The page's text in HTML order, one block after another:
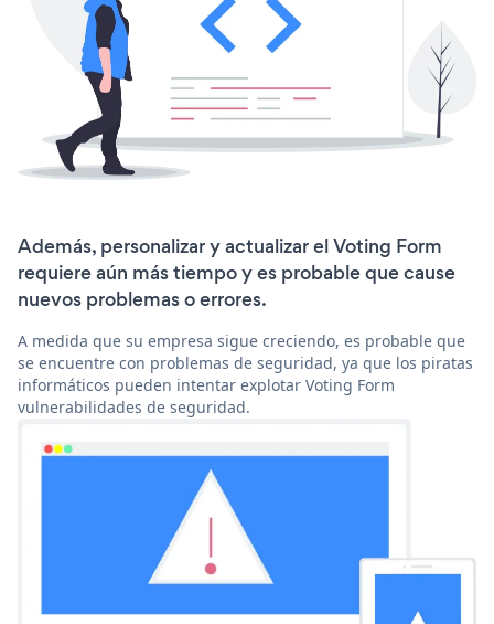
Además, personalizar y actualizar el Voting Form
requiere aún más tiempo y es probable que cause
nuevos problemas o errores.
A medida que su empresa sigue creciendo, es probable que
se encuentre con problemas de seguridad, ya que los piratas
informáticos pueden intentar explotar Voting Form
vulnerabilidades de seguridad.